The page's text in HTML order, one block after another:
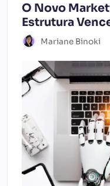
O Novo
Estrutura
Mariane Binoki